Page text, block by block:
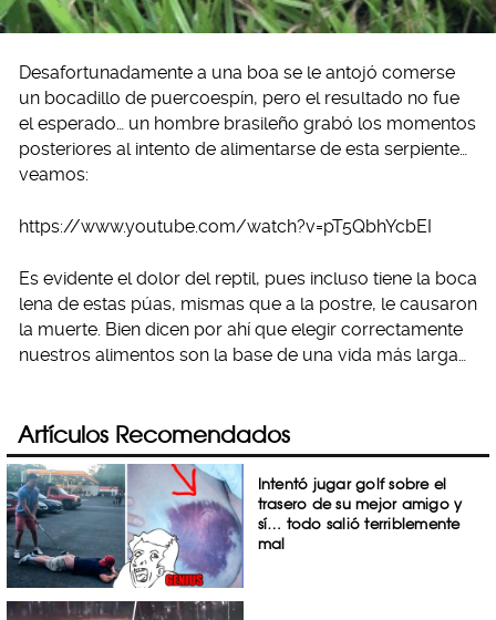
Desafortunadamente a una boa se le antojó comerse
un bocadillo de puercoespín, pero el resultado no fue
el esperado… un hombre brasileño grabó los momentos
posteriores al intento de alimentarse de esta serpiente…
veamos:
https://www.youtube.com/watch?v=pT5QbhYcbEI
Es evidente el dolor del reptil, pues incluso tiene la boca
lena de estas púas, mismas que a la postre, le causaron
la muerte. Bien dicen por ahí que elegir correctamente
nuestros alimentos son la base de una vida más larga…
Artículos Recomendados
Intentó jugar golf sobre el
trasero de su mejor amigo y
sí… todo salió terriblemente
mal